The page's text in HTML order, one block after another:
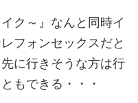
ク～』なんと同時イ
フォンセックスだと
に行きそうな方は行
もできる・・・